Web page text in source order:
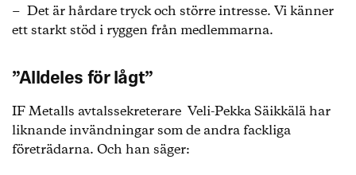
− Det är hårdare tryck och större intresse. Vi känner
ett starkt stöd i ryggen från medlemmarna.
”Alldeles för lågt”
IF Metalls avtalssekreterare Veli-Pekka Säikkälä har
liknande invändningar som de andra fackliga
företrädarna. Och han säger: